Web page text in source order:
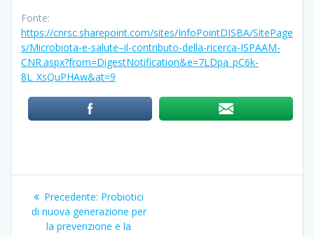
Fonte:
https://cnrsc.sharepoint.com/sites/InfoPointDISBA/SitePage
s/Microbiota-e-salute–il-contributo-della-ricerca-ISPAAM-
CNR.aspx?from=DigestNotification&e=7LDpa_pC6k-
8L_XsQuPHAw&at=9
Navigazione
articoli
Precedente: Articolo
precedente:
Probiotici
di nuova generazione per
la prevenzione e la